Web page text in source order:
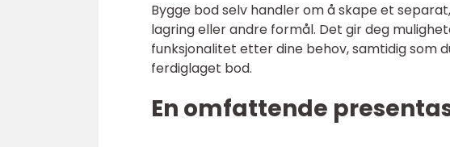
Bygge bod selv handler om å skape et
lagring eller andre formål. Det gir deg
funksjonalitet etter dine behov, samtidig som
ferdiglaget bod.
En omfattende